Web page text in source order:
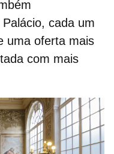
cada um
uma oferta mais
com mais